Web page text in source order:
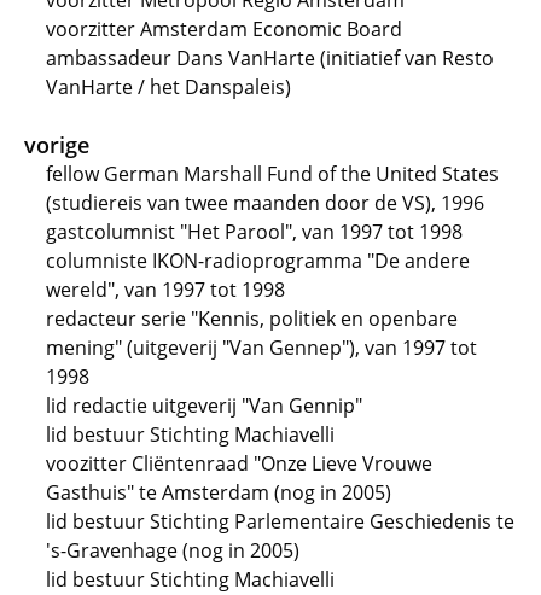
voorzitter Amsterdam Economic Board
ambassadeur Dans VanHarte (initiatief van Resto
VanHarte / het Danspaleis)
vorige
fellow German Marshall Fund of the United States
(studiereis van twee maanden door de VS), 1996
gastcolumnist "Het Parool", van 1997 tot 1998
columniste IKON-radioprogramma "De andere
wereld", van 1997 tot 1998
redacteur serie "Kennis, politiek en openbare
mening" (uitgeverij "Van Gennep"), van 1997 tot
1998
lid redactie uitgeverij "Van Gennip"
lid bestuur Stichting Machiavelli
voozitter Cliëntenraad "Onze Lieve Vrouwe
Gasthuis" te Amsterdam (nog in 2005)
lid bestuur Stichting Parlementaire Geschiedenis te
's-Gravenhage (nog in 2005)
lid bestuur Stichting Machiavelli